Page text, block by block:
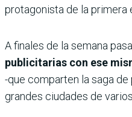
protagonista de la primera
A finales de la semana
publicitarias con ese
-que comparten la saga
grandes ciudades de